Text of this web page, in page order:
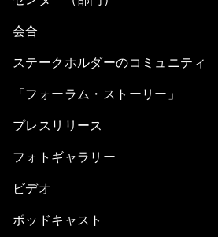
会合
ステークホルダーのコミュニティ
「フォーラム・ストーリー」
プレスリリース
フォトギャラリー
ビデオ
ポッドキャスト